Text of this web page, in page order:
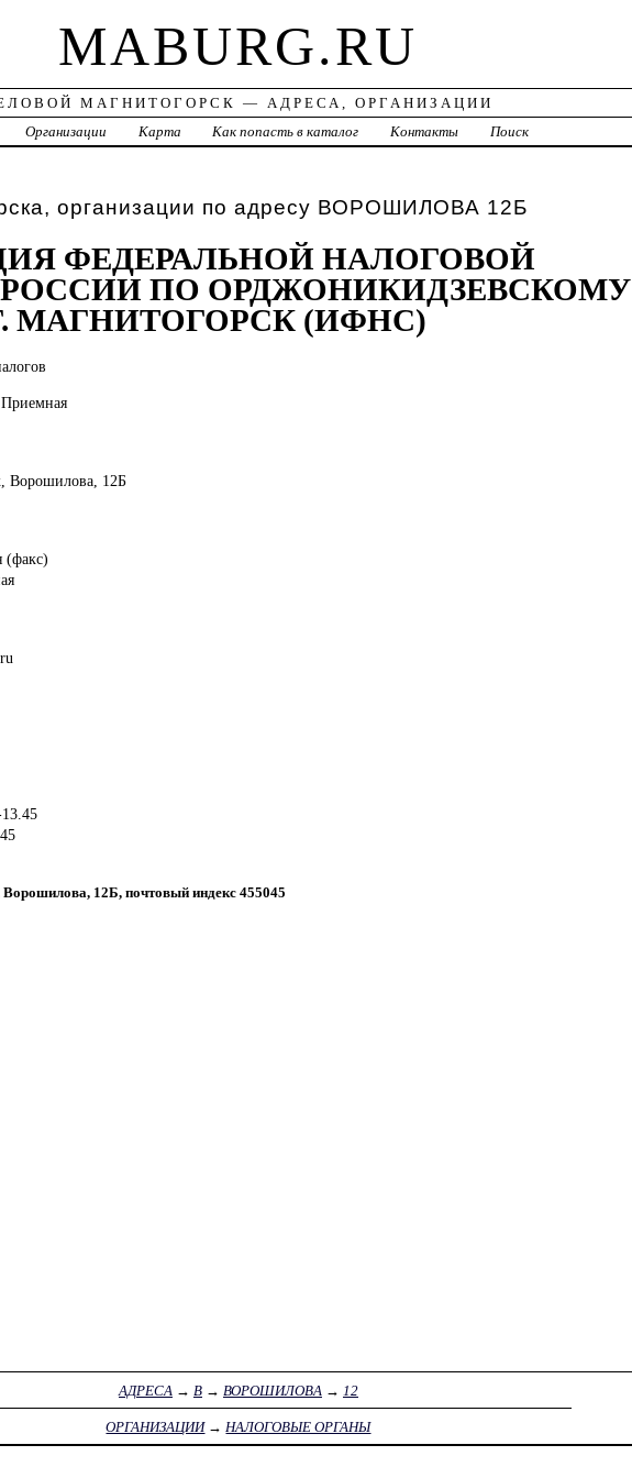
MABURG.RU
МАГНИТОГОРСК — АДРЕСА, ОРГАНИЗАЦИИ
Организации Карта Как попасть в каталог Контакты Поиск
организации по адресу ВОРОШИЛОВА 12Б
ФЕДЕРАЛЬНОЙ НАЛОГОВОЙ
ПО ОРДЖОНИКИДЗЕВСКОМУ
МАГНИТОГОРСК (ИФНС)
Ворошилова, 12Б
(факс)
Ворошилова, 12Б, почтовый индекс 455045
АДРЕСА → В→ ВОРОШИЛОВА → 12
ОРГАНИЗАЦИИ→ НАЛОГОВЫЕ ОРГАНЫ